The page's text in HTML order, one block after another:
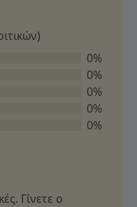
0%
0%
0%
0%
0%
Γίνετε ο